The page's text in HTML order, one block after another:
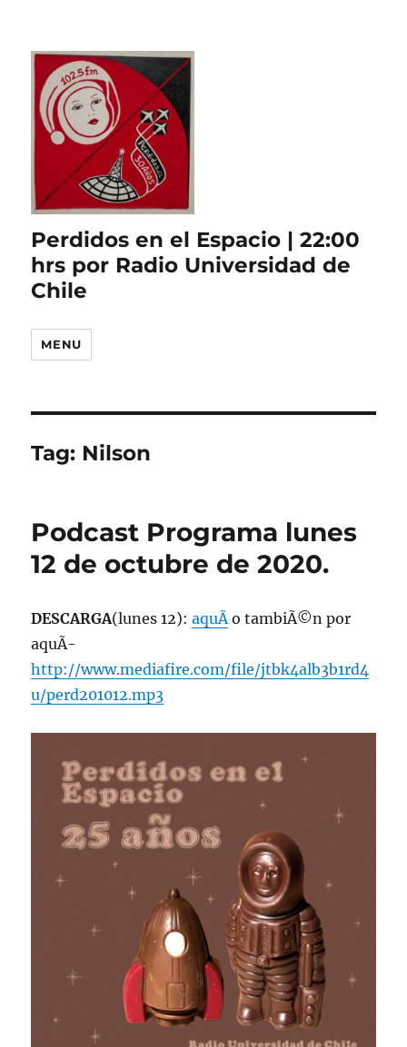
Perdidos en el Espacio | 22:00
hrs por Radio Universidad de
Chile
MENU
Tag: Nilson
Podcast Programa lunes
12 de octubre de 2020.
DESCARGA(lunes 12):aquÃ­o tambiÃ©n por
aquÃ­
http://www.mediafire.com/file/jtbk4alb3b1rd4
u/perd201012.mp3